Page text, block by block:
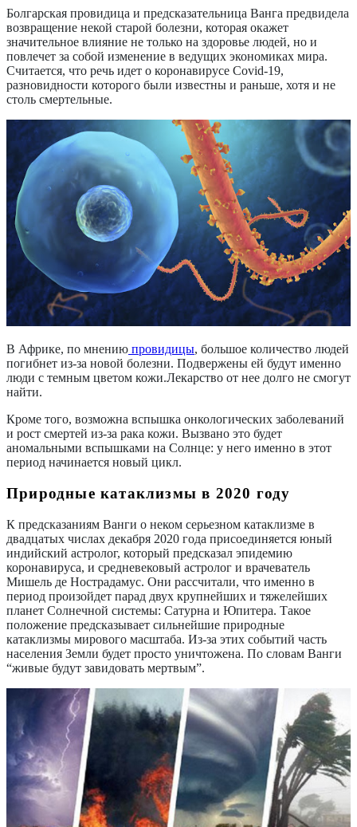
Болгарская провидица и предсказательница Ванга предвидела
возвращение некой старой болезни, которая окажет
значительное влияние не только на здоровье людей, но и
повлечет за собой изменение в ведущих экономиках мира.
Считается, что речь идет о коронавирусе Covid-19,
разновидности которого были известны и раньше, хотя и не
столь смертельные.
В Африке, по мнению провидицы, большое количество людей
погибнет из-за новой болезни. Подвержены ей будут именно
люди с темным цветом кожи.Лекарство от нее долго не смогут
найти.
Кроме того, возможна вспышка онкологических заболеваний
и рост смертей из-за рака кожи. Вызвано это будет
аномальными вспышками на Солнце: у него именно в этот
период начинается новый цикл.
Природные катаклизмы в 2020 году
К предсказаниям Ванги о неком серьезном катаклизме в
двадцатых числах декабря 2020 года присоединяется юный
индийский астролог, который предсказал эпидемию
коронавируса, и средневековый астролог и врачеватель
Мишель де Нострадамус. Они рассчитали, что именно в
период произойдет парад двух крупнейших и тяжелейших
планет Солнечной системы: Сатурна и Юпитера. Такое
положение предсказывает сильнейшие природные
катаклизмы мирового масштаба. Из-за этих событий часть
населения Земли будет просто уничтожена. По словам Ванги
“живые будут завидовать мертвым”.